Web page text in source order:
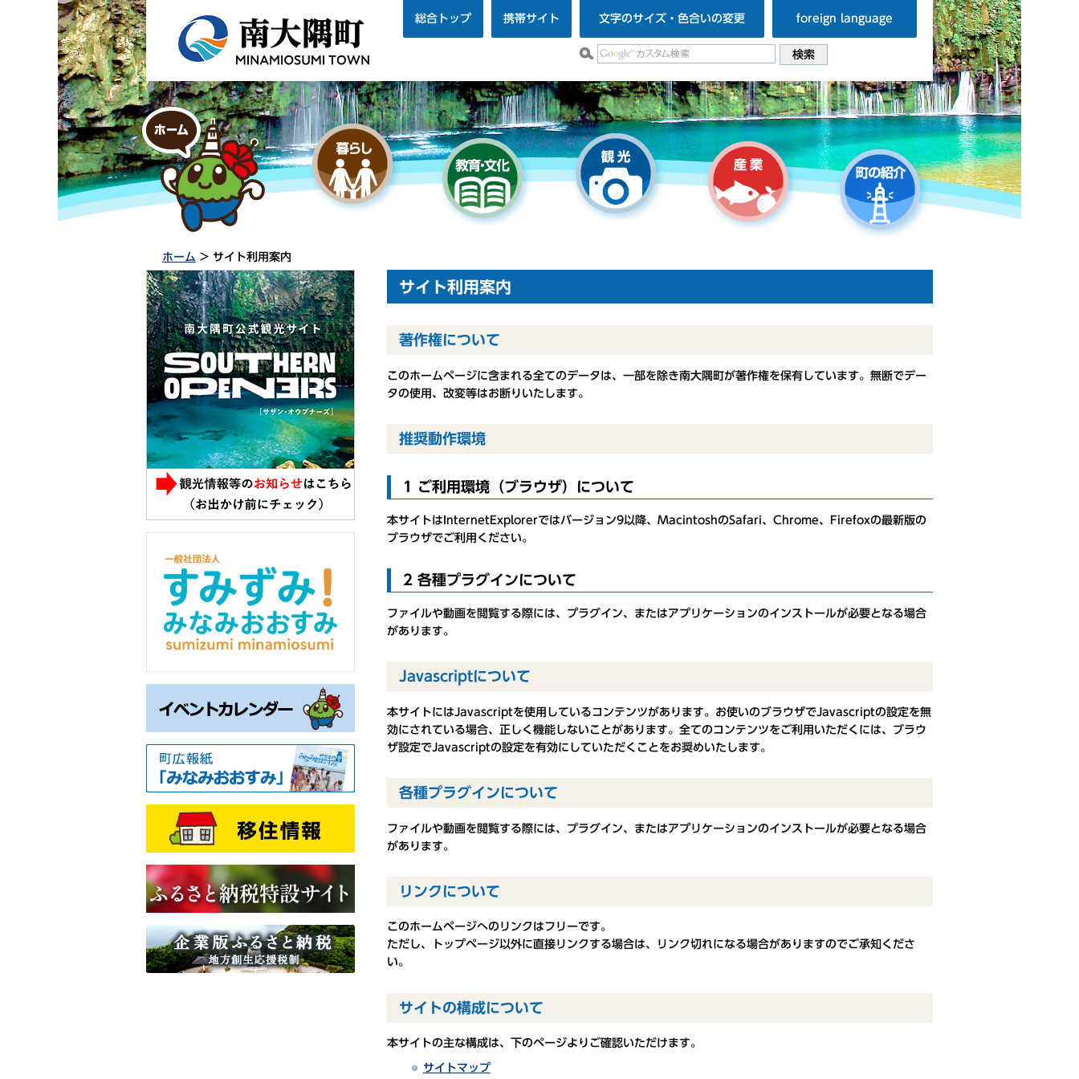
総合トップ 携帯サイト 文字のサイズ・色合いの変更 foreign language
ホーム > サイト利用案内
サイト利用案内
著作権について
このホームページに含まれる全てのデータは、一部を除き南大隅町が著作権を保有しています。無断でデー
タの使用、改変等はお断りいたします。
推奨動作環境
1 ご利用環境（ブラウザ）について
本サイトはInternetExplorerではバージョン9以降、MacintoshのSafari、Chrome、Firefoxの最新版の
ブラウザでご利用ください。
2 各種プラグインについて
ファイルや動画を閲覧する際には、プラグイン、またはアプリケーションのインストールが必要となる場合
があります。
Javascriptについて
本サイトにはJavascriptを使用しているコンテンツがあります。お使いのブラウザでJavascriptの設定を無
効にされている場合、正しく機能しないことがあります。全てのコンテンツをご利用いただくには、ブラウ
ザ設定でJavascriptの設定を有効にしていただくことをお奨めいたします。
各種プラグインについて
ファイルや動画を閲覧する際には、プラグイン、またはアプリケーションのインストールが必要となる場合
があります。
リンクについて
このホームページへのリンクはフリーです。
ただし、トップページ以外に直接リンクする場合は、リンク切れになる場合がありますのでご承知くださ
い。
サイトの構成について
本サイトの主な構成は、下のページよりご確認いただけます。
サイトマップ